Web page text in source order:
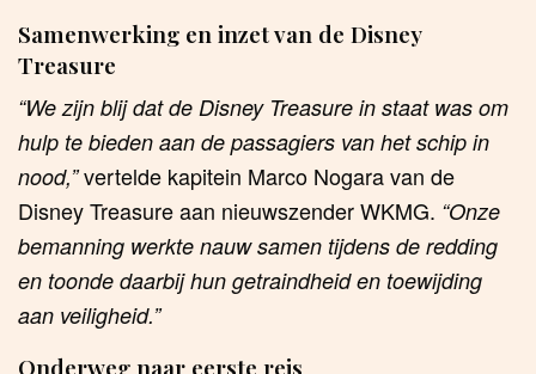
Samenwerking en inzet van de Disney
Treasure
“We zijn blij dat de Disney Treasure in staat was om
hulp te bieden aan de passagiers van het schip in
nood,”vertelde kapitein Marco Nogara van de
Disney Treasure aan nieuwszender WKMG. “Onze
bemanning werkte nauw samen tijdens de redding
en toonde daarbij hun getraindheid en toewijding
aan veiligheid.”
Onderweg naar eerste reis